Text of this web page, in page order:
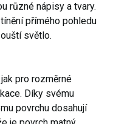
různé nápisy a tvary.
přímého pohledu
světlo.
pro rozměrné
Díky svému
povrchu dosahují